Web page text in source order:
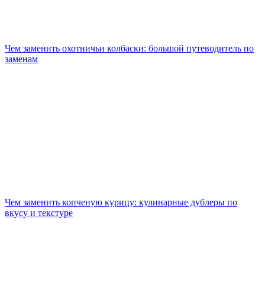
Чем заменить охотничьи колбаски: большой путеводитель по
заменам
Чем заменить копченую курицу: кулинарные дублеры по
вкусу и текстуре